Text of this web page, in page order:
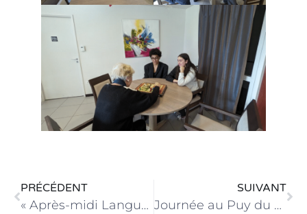
PRÉCÉDENT
« Après-midi Langues » pour les élèves de Secondes
SUIVANT
Journée au Puy du Fou